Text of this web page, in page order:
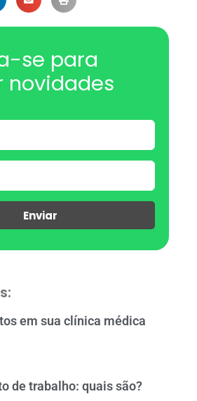
se para
novidades
Enviar
em sua clínica médica
de trabalho: quais são?